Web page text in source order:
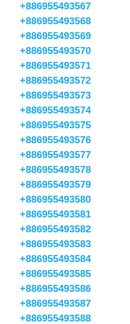
+886955493567
+886955493568
+886955493569
+886955493570
+886955493571
+886955493572
+886955493573
+886955493574
+886955493575
+886955493576
+886955493577
+886955493578
+886955493579
+886955493580
+886955493581
+886955493582
+886955493583
+886955493584
+886955493585
+886955493586
+886955493587
+886955493588